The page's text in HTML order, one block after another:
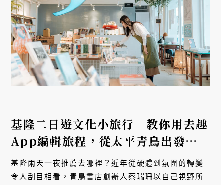
基隆二日遊文化小旅行｜教你用去趣
App編輯旅程，從太平青鳥出發，
吃喝玩樂走讀18個場景
基隆兩天一夜推薦去哪裡？近年從硬體到氛圍的轉變
令人刮目相看，青鳥書店創辦人蔡瑞珊以自己視野所